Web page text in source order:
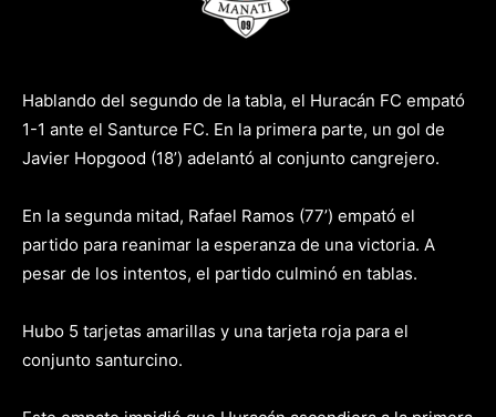
Hablando del segundo de la tabla, el Huracán FC empató
1-1 ante el Santurce FC. En la primera parte, un gol de
Javier Hopgood (18’) adelantó al conjunto cangrejero.
En la segunda mitad, Rafael Ramos (77’) empató el
partido para reanimar la esperanza de una victoria. A
pesar de los intentos, el partido culminó en tablas.
Hubo 5 tarjetas amarillas y una tarjeta roja para el
conjunto santurcino.